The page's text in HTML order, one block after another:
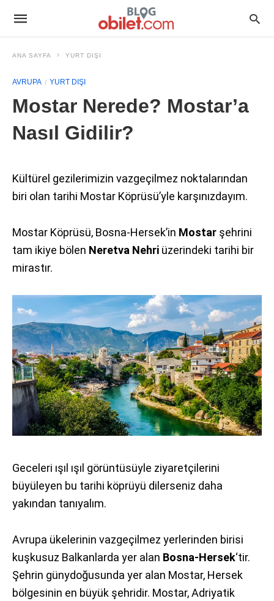
ANA SAYFA YURT DIŞI
AVRUPA YURT DIŞI
Mostar Nerede? Mostar’a
Nasıl Gidilir?
Kültürel gezilerimizin vazgeçilmez noktalarından
biri olan tarihi Mostar Köprüsü’yle karşınızdayım.
Mostar Köprüsü, Bosna-Hersek’in Mostar şehrini
tam ikiye bölen Neretva Nehri üzerindeki tarihi bir
mirastır.
Geceleri ışıl ışıl görüntüsüyle ziyaretçilerini
büyüleyen bu tarihi köprüyü dilerseniz daha
yakından tanıyalım.
Avrupa ükelerinin vazgeçilmez yerlerinden birisi
kuşkusuz Balkanlarda yer alan Bosna-Hersek‘tir.
Şehrin günydoğusunda yer alan Mostar, Hersek
bölgesinin en büyük şehridir. Mostar, Adriyatik